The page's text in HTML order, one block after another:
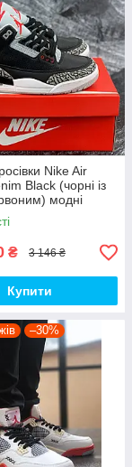
Nike Air
Black (чорні із
модні
кроси PD7043
₴ 3 146 ₴
Купити
–30%